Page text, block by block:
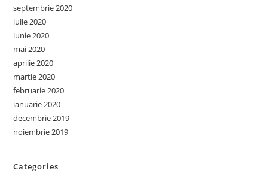
septembrie 2020
iulie 2020
iunie 2020
mai 2020
aprilie 2020
martie 2020
februarie 2020
ianuarie 2020
decembrie 2019
noiembrie 2019
Categories